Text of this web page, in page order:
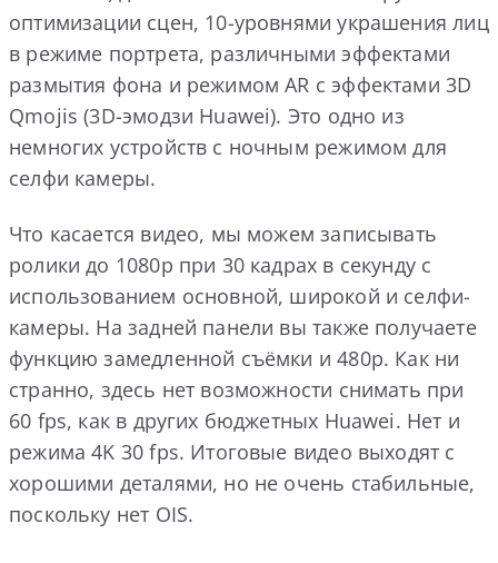
оптимизации сцен, 10-уровнями украшения лиц
в режиме портрета, различными эффектами
размытия фона и режимом AR с эффектами 3D
Qmojis (3D-эмодзи Huawei). Это одно из
немногих устройств с ночным режимом для
селфи камеры.
Что касается видео, мы можем записывать
ролики до 1080p при 30 кадрах в секунду с
использованием основной, широкой и селфи-
камеры. На задней панели вы также получаете
функцию замедленной съёмки и 480p. Как ни
странно, здесь нет возможности снимать при
60 fps, как в других бюджетных Huawei. Нет и
режима 4K 30 fps. Итоговые видео выходят с
хорошими деталями, но не очень стабильные,
поскольку нет OIS.